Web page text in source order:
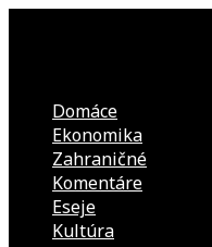
DAV
DVA
Domáce
Ekonomika
Zahraničné
Komentáre
Eseje
Kultúra